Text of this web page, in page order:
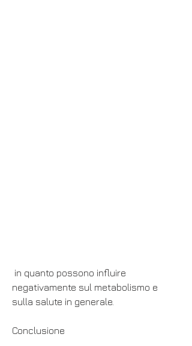
negativamente sul metabolismo e
sulla salute in generale.
Conclusione